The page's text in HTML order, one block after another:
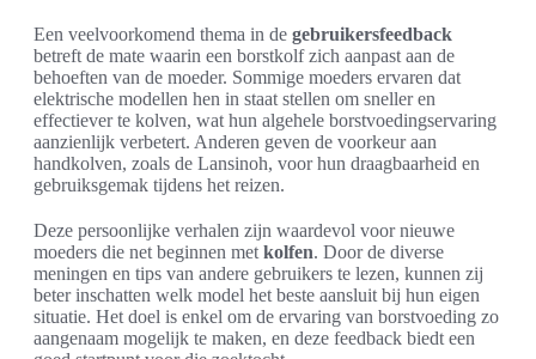
Een veelvoorkomend thema in de gebruikersfeedback
betreft de mate waarin een borstkolf zich aanpast aan de
behoeften van de moeder. Sommige moeders ervaren dat
elektrische modellen hen in staat stellen om sneller en
effectiever te kolven, wat hun algehele borstvoedingservaring
aanzienlijk verbetert. Anderen geven de voorkeur aan
handkolven, zoals de Lansinoh, voor hun draagbaarheid en
gebruiksgemak tijdens het reizen.
Deze persoonlijke verhalen zijn waardevol voor nieuwe
moeders die net beginnen met kolfen. Door de diverse
meningen en tips van andere gebruikers te lezen, kunnen zij
beter inschatten welk model het beste aansluit bij hun eigen
situatie. Het doel is enkel om de ervaring van borstvoeding zo
aangenaam mogelijk te maken, en deze feedback biedt een